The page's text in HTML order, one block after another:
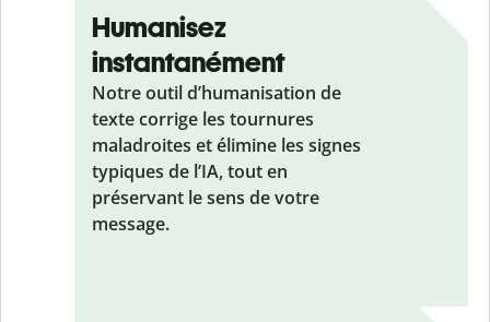
Humanisez
instantanément
Notre outil d’humanisation de
texte corrige les tournures
maladroites et élimine les signes
typiques de l’IA, tout en
préservant le sens de votre
message.